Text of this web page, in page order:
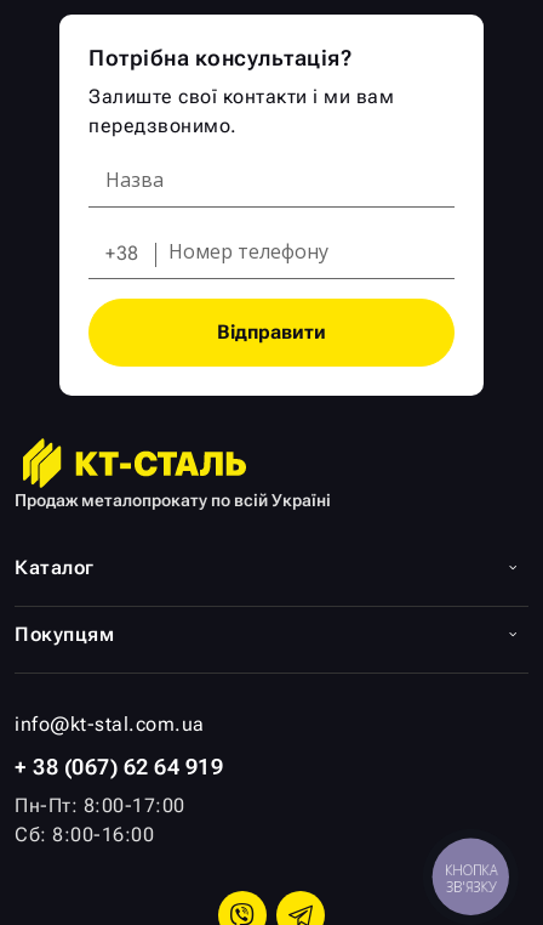
Продаж металопрокату по всій Україні
info@kt-stal.com.ua
+ 38 (067) 62 64 919
Пн-Пт: 8:00-17:00
Сб: 8:00-16:00
Каталог
Покупцям
Потрібна консультація?
Залиште свої контакти і ми вам
передзвонимо.
+38
Відправити
КНОПКА
ЗВ'ЯЗКУ